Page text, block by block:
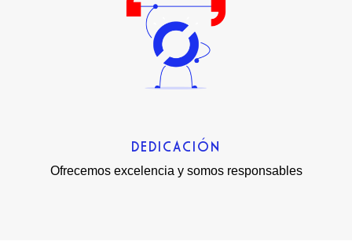
DEDICACIÓN
Ofrecemos excelencia y somos responsables